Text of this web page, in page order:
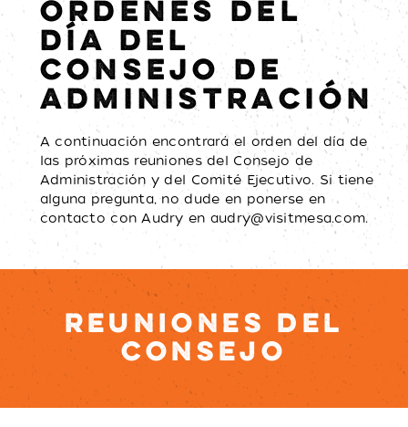
ÓRDENES DEL
DÍA DEL
CONSEJO DE
ADMINISTRACIÓN
A continuación encontrará el orden del día de
las próximas reuniones del Consejo de
Administración y del Comité Ejecutivo. Si tiene
alguna pregunta, no dude en ponerse en
contacto con Audry en audry@visitmesa.com.
REUNIONES DEL
CONSEJO